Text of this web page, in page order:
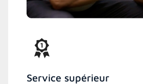
Service supérieur